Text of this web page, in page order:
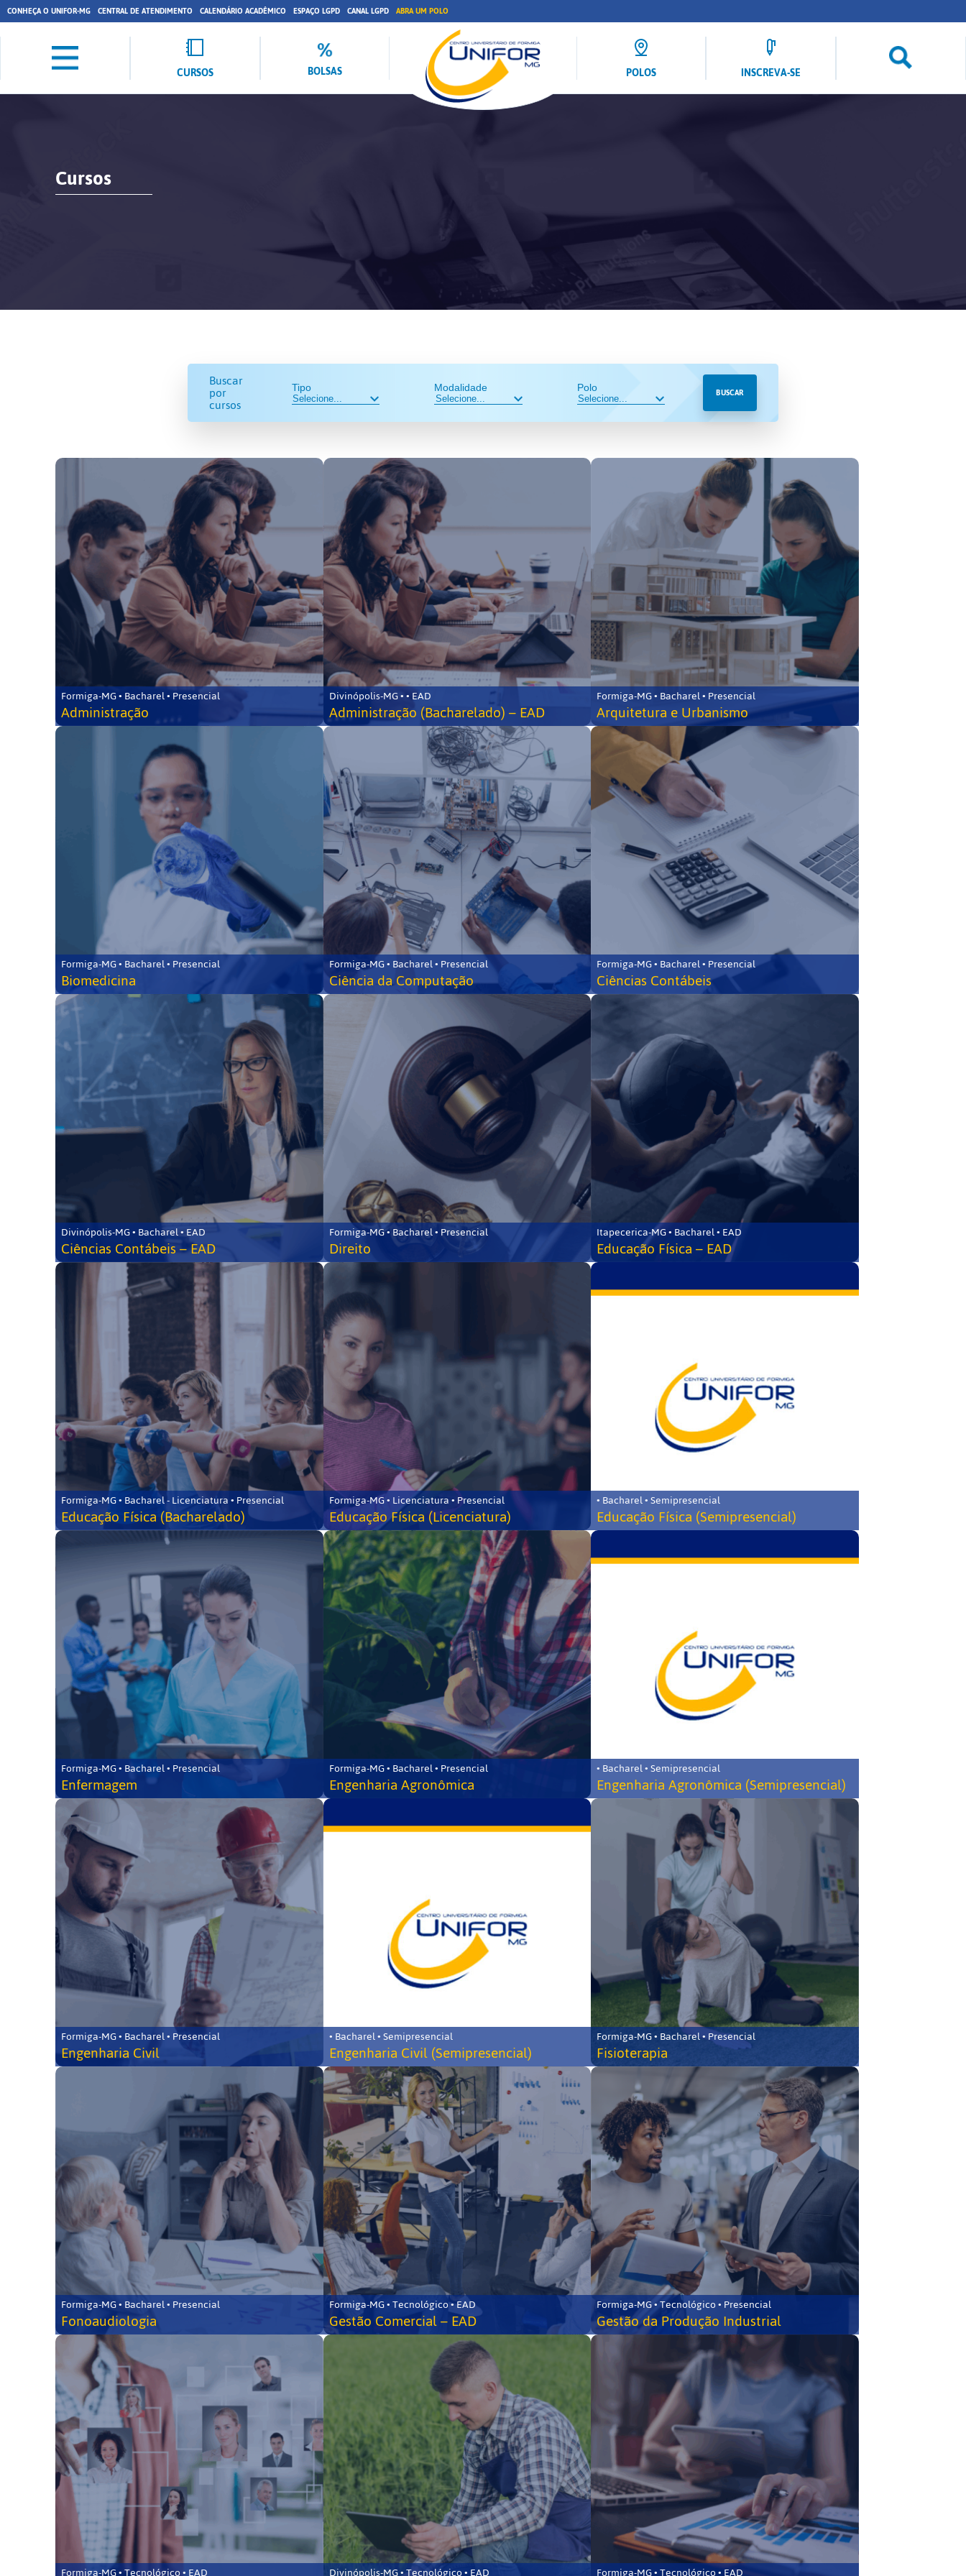
CONHEÇA O UNIFOR-MG CENTRAL DE ATENDIMENTO CALENDÁRIO ACADÊMICO ESPAÇO LGPD CANAL LGPD ABRA UM POLO
CURSOS BOLSAS POLOS INSCREVA-SE
Cursos
Buscar
por
cursos
Tipo Modalidade Polo BUSCAR
Formiga-MG • Bacharel • Presencial
Administração
Divinópolis-MG • • EAD
Administração (Bacharelado) – EAD
Formiga-MG • Bacharel • Presencial
Arquitetura e Urbanismo
Formiga-MG • Bacharel • Presencial
Biomedicina
Formiga-MG • Bacharel • Presencial
Ciência da Computação
Formiga-MG • Bacharel • Presencial
Ciências Contábeis
Divinópolis-MG • Bacharel • EAD
Ciências Contábeis – EAD
Formiga-MG • Bacharel • Presencial
Direito
Itapecerica-MG • Bacharel • EAD
Educação Física – EAD
Formiga-MG • Bacharel - Licenciatura • Presencial
Educação Física (Bacharelado)
Formiga-MG • Licenciatura • Presencial
Educação Física (Licenciatura)
• Bacharel • Semipresencial
Educação Física (Semipresencial)
Formiga-MG • Bacharel • Presencial
Enfermagem
Formiga-MG • Bacharel • Presencial
Engenharia Agronômica
• Bacharel • Semipresencial
Engenharia Agronômica (Semipresencial)
Formiga-MG • Bacharel • Presencial
Engenharia Civil
• Bacharel • Semipresencial
Engenharia Civil (Semipresencial)
Formiga-MG • Bacharel • Presencial
Fisioterapia
Formiga-MG • Bacharel • Presencial
Fonoaudiologia
Formiga-MG • Tecnológico • EAD
Gestão Comercial – EAD
Formiga-MG • Tecnológico • Presencial
Gestão da Produção Industrial